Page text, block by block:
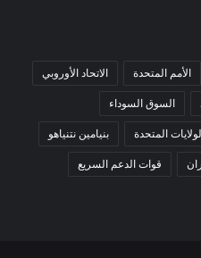
الأمم المتحدة الاتحاد الأوروبي
السوق السوداء
المتحدة بنيامين نتنياهو
قوات الدعم السريع